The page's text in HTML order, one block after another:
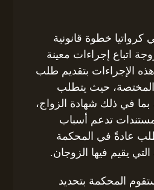
كرواتيا خطوة قانونية
اتباع إجراءات معينة
الإجراءات بتقديم طلب
المختصة، حيث يتطلب
بما في ذلك شهادة الزواج،
مستندات تدعم أسباب
عادةً في المحكمة
يقيم فيها الزوجان.
المحكمة بتحديد